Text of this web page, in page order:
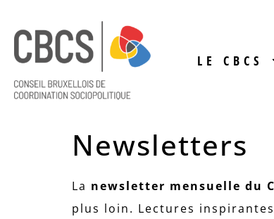
LE CBCS
Newsletters
La newsletter mensuelle du
plus loin. Lectures